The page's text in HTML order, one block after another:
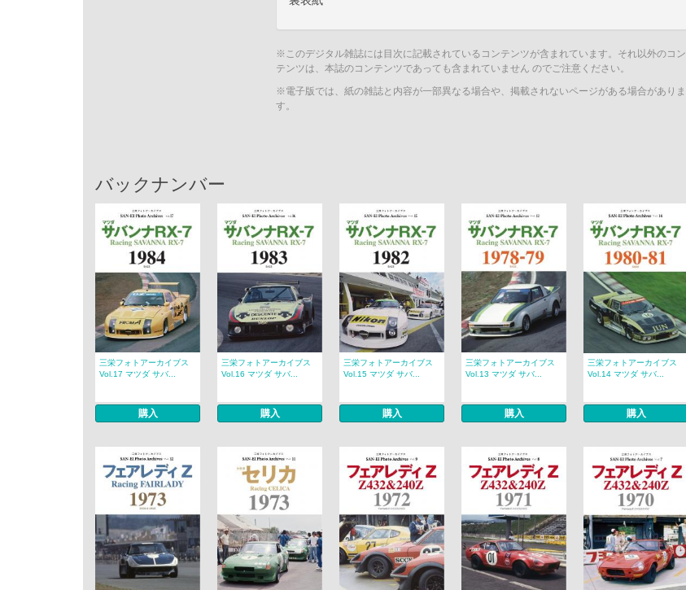
※このデジタル雑誌には目次に記載されているコンテンツが含まれています。それ以外のコン
テンツは、本誌のコンテンツであっても含まれていません のでご注意ください。
※電子版では、紙の雑誌と内容が一部異なる場合や、掲載されないページがある場合がありま
す。
バックナンバー
三栄フォトアーカイブス
Vol.17 マツダ サバ...
購入
三栄フォトアーカイブス
Vol.16 マツダ サバ...
購入
三栄フォトアーカイブス
Vol.15 マツダ サバ...
購入
三栄フォトアーカイブス
Vol.13 マツダ サバ...
購入
三栄フォトアーカイブス
Vol.14 マツダ サバ...
購入